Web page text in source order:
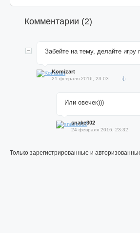
Комментарии (2)
Забейте на тему, делайте игру
Komizart
21 февраля 2016, 23:03
Или овечек)))
snake302
24 февраля 2016, 23:32
Только зарегистрированные и